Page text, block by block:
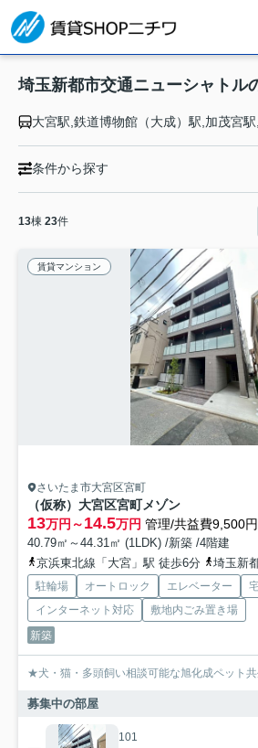
埼玉新都市交通ニューシャトル
条件から探す
13棟 23件
賃貸マンション
さいたま市大宮区宮町
（仮称）大宮区宮町メゾン
13万円～14.5万円 管理/共益費9,500円
40.79㎡～44.31㎡ (1LDK) /新築 /4階建
京浜東北線「大宮」駅 徒歩6分
埼玉新都市交通ニ
駐輪場 オートロック エレベーター
インターネット対応
敷地内ごみ置き場
新築
★犬・猫・多頭飼い相談可能な旭化成ペット
募集中の部屋
101